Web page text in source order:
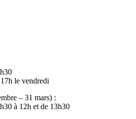
le vendredi
– 31 mars) :
à 12h et de 13h30